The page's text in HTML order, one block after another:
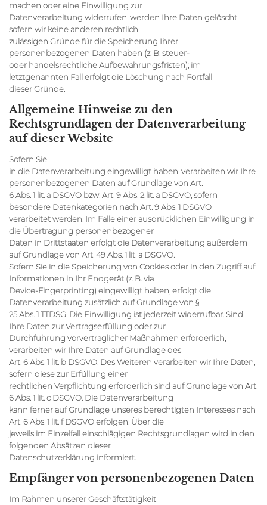
machen oder eine Einwilligung zur
Datenverarbeitung widerrufen, werden Ihre Daten gelöscht,
sofern wir keine anderen rechtlich
zulässigen Gründe für die Speicherung Ihrer
personenbezogenen Daten haben (z. B. steuer-
oder handelsrechtliche Aufbewahrungsfristen); im
letztgenannten Fall erfolgt die Löschung nach Fortfall
dieser Gründe.
Allgemeine Hinweise zu den
Rechtsgrundlagen der Datenverarbeitung
auf dieser Website
Sofern Sie
in die Datenverarbeitung eingewilligt haben, verarbeiten wir Ihre
personenbezogenen Daten auf Grundlage von Art.
6 Abs. 1 lit. a DSGVO bzw. Art. 9 Abs. 2 lit. a DSGVO, sofern
besondere Datenkategorien nach Art. 9 Abs. 1 DSGVO
verarbeitet werden. Im Falle einer ausdrücklichen Einwilligung in
die Übertragung personenbezogener
Daten in Drittstaaten erfolgt die Datenverarbeitung außerdem
auf Grundlage von Art. 49 Abs. 1 lit. a DSGVO.
Sofern Sie in die Speicherung von Cookies oder in den Zugriff auf
Informationen in Ihr Endgerät (z. B. via
Device-Fingerprinting) eingewilligt haben, erfolgt die
Datenverarbeitung zusätzlich auf Grundlage von §
25 Abs. 1 TTDSG. Die Einwilligung ist jederzeit widerrufbar. Sind
Ihre Daten zur Vertragserfüllung oder zur
Durchführung vorvertraglicher Maßnahmen erforderlich,
verarbeiten wir Ihre Daten auf Grundlage des
Art. 6 Abs. 1 lit. b DSGVO. Des Weiteren verarbeiten wir Ihre Daten,
sofern diese zur Erfüllung einer
rechtlichen Verpflichtung erforderlich sind auf Grundlage von Art.
6 Abs. 1 lit. c DSGVO. Die Datenverarbeitung
kann ferner auf Grundlage unseres berechtigten Interesses nach
Art. 6 Abs. 1 lit. f DSGVO erfolgen. Über die
jeweils im Einzelfall einschlägigen Rechtsgrundlagen wird in den
folgenden Absätzen dieser
Datenschutzerklärung informiert.
Empfänger von personenbezogenen Daten
Im Rahmen unserer Geschäftstätigkeit